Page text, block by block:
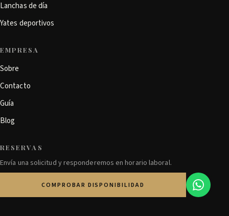
Lanchas de día
Yates deportivos
EMPRESA
Sobre
Contacto
Guía
Blog
RESERVAS
Envía una solicitud y responderemos en horario laboral.
COMPROBAR DISPONIBILIDAD